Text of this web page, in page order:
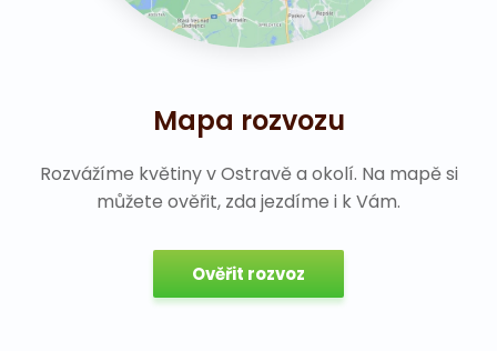
Mapa rozvozu
Rozvážíme květiny v Ostravě a okolí. Na mapě si
můžete ověřit, zda jezdíme i k Vám.
Ověřit rozvoz